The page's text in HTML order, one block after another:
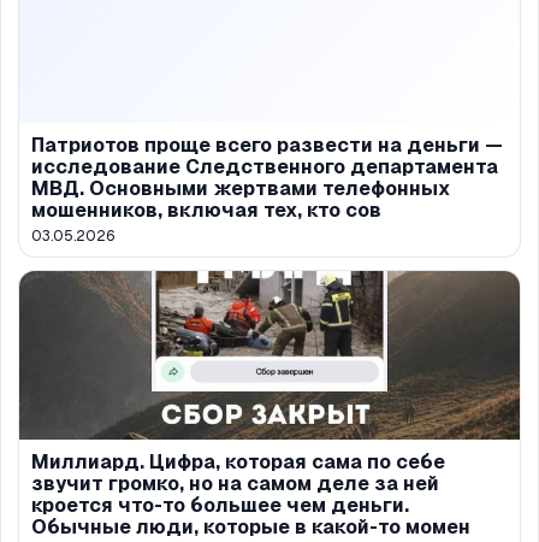
Патриотов проще всего развести на деньги —
исследование Следственного департамента
МВД. Основными жертвами телефонных
мошенников, включая тех, кто сов
03.05.2026
Миллиард. Цифра, которая сама по себе
звучит громко, но на самом деле за ней
кроется что-то большее чем деньги.
Обычные люди, которые в какой-то момен